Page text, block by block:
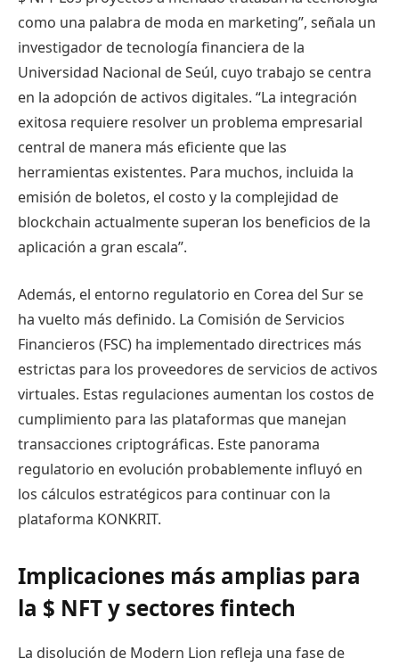
como una palabra de moda en marketing”, señala un
investigador de tecnología financiera de la
Universidad Nacional de Seúl, cuyo trabajo se centra
en la adopción de activos digitales. “La integración
exitosa requiere resolver un problema empresarial
central de manera más eficiente que las
herramientas existentes. Para muchos, incluida la
emisión de boletos, el costo y la complejidad de
blockchain actualmente superan los beneficios de la
aplicación a gran escala”.
Además, el entorno regulatorio en Corea del Sur se
ha vuelto más definido. La Comisión de Servicios
Financieros (FSC) ha implementado directrices más
estrictas para los proveedores de servicios de activos
virtuales. Estas regulaciones aumentan los costos de
cumplimiento para las plataformas que manejan
transacciones criptográficas. Este panorama
regulatorio en evolución probablemente influyó en
los cálculos estratégicos para continuar con la
plataforma KONKRIT.
Implicaciones más amplias para
la $ NFTy sectores fintech
La disolución de Modern Lion refleja una fase de